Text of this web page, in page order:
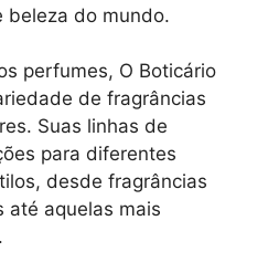
beleza do mundo.
perfumes, O Boticário
de fragrâncias
Suas linhas de
para diferentes
desde fragrâncias
até aquelas mais